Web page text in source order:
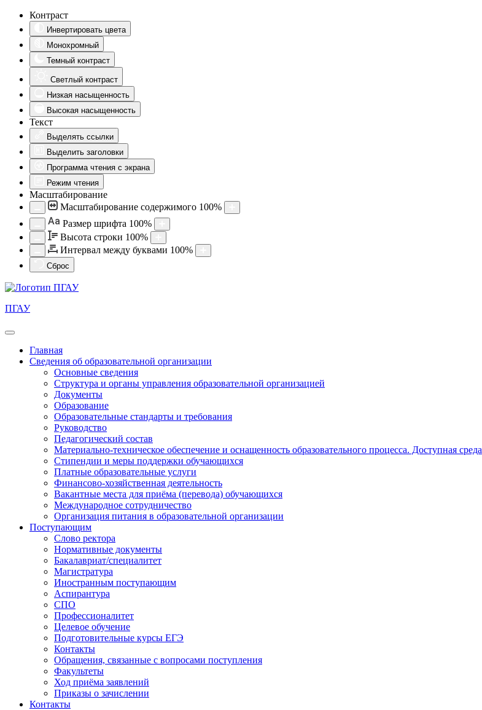
Контраст
Инвертировать цвета
Монохромный
Темный контраст
Светлый контраст
Низкая насыщенность
Высокая насыщенность
Текст
Выделять ссылки
Выделить заголовки
Программа чтения с экрана
Режим чтения
Масштабирование
Масштабирование содержимого 100%
Aa Размер шрифта 100%
Высота строки 100%
Интервал между буквами 100%
Сброс
ПГАУ
Главная
Сведения об образовательной организации
Основные сведения
Структура и органы управления образовательной организацией
Документы
Образование
Образовательные стандарты и требования
Руководство
Педагогический состав
Материально-техническое обеспечение и оснащенность образовательного процесса. Доступная среда
Стипендии и меры поддержки обучающихся
Платные образовательные услуги
Финансово-хозяйственная деятельность
Вакантные места для приёма (перевода) обучающихся
Международное сотрудничество
Организация питания в образовательной организации
Поступающим
Слово ректора
Нормативные документы
Бакалавриат/специалитет
Магистратура
Иностранным поступающим
Аспирантура
СПО
Профессионалитет
Целевое обучение
Подготовительные курсы ЕГЭ
Контакты
Обращения, связанные с вопросами поступления
Факультеты
Ход приёма заявлений
Приказы о зачислении
Контакты